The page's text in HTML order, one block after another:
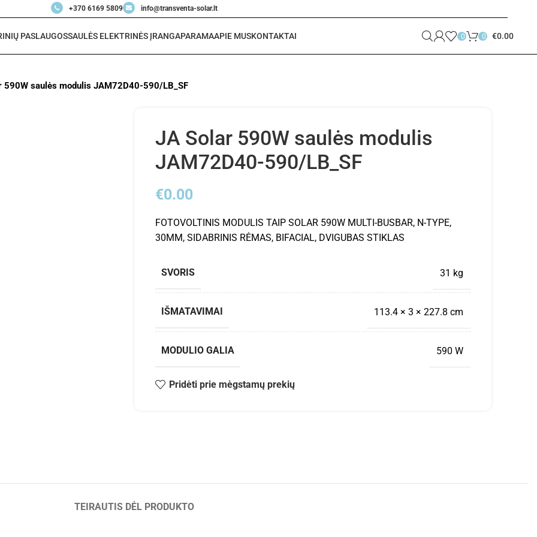
+370 6169 5809 info@transventa-solar.lt
PASLAUGOSSAULĖS ELEKTRINĖS ĮRANGAPARAMAAPIE MUSKONTAKTAI 0 0 €0.00
590W saulės modulis JAM72D40-590/LB_SF
JA Solar 590W saulės modulis
JAM72D40-590/LB_SF
€0.00
FOTOVOLTINIS MODULIS TAIP SOLAR 590W MULTI-BUSBAR, N-TYPE,
30MM, SIDABRINIS RĖMAS, BIFACIAL, DVIGUBAS STIKLAS
SVORIS 31 kg
IŠMATAVIMAI 113.4 × 3 × 227.8 cm
MODULIO GALIA 590 W
Pridėti prie mėgstamų prekių
TEIRAUTIS DĖL PRODUKTO